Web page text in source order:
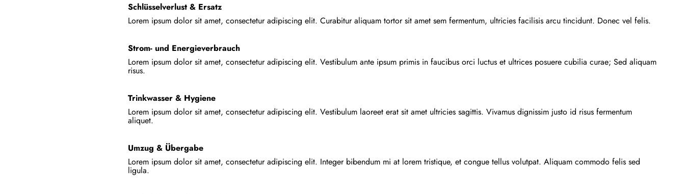
Schlüsselverlust & Ersatz
Lorem ipsum dolor sit amet, consectetur adipiscing elit. Curabitur aliquam tortor sit amet sem fermentum, ultricies facilisis arcu tincidunt. Donec vel felis.
Strom- und Energieverbrauch
Lorem ipsum dolor sit amet, consectetur adipiscing elit. Vestibulum ante ipsum primis in faucibus orci luctus et ultrices posuere cubilia curae; Sed aliquam
risus.
Trinkwasser & Hygiene
Lorem ipsum dolor sit amet, consectetur adipiscing elit. Vestibulum laoreet erat sit amet ultricies sagittis. Vivamus dignissim justo id risus fermentum
aliquet.
Umzug & Übergabe
Lorem ipsum dolor sit amet, consectetur adipiscing elit. Integer bibendum mi at lorem tristique, et congue tellus volutpat. Aliquam commodo felis sed
ligula.